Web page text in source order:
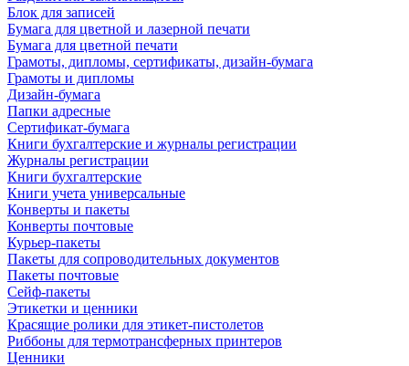
Блок для записей
Бумага для цветной и лазерной печати
Бумага для цветной печати
Грамоты, дипломы, сертификаты, дизайн-бумага
Грамоты и дипломы
Дизайн-бумага
Папки адресные
Сертификат-бумага
Книги бухгалтерские и журналы регистрации
Журналы регистрации
Книги бухгалтерские
Книги учета универсальные
Конверты и пакеты
Конверты почтовые
Курьер-пакеты
Пакеты для сопроводительных документов
Пакеты почтовые
Сейф-пакеты
Этикетки и ценники
Красящие ролики для этикет-пистолетов
Риббоны для термотрансферных принтеров
Ценники